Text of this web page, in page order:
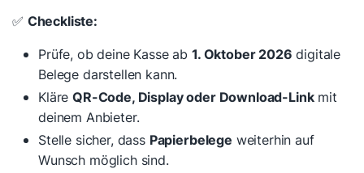
✅ Checkliste:
Prüfe, ob deine Kasse ab 1. Oktober 2026 digitale
Belege darstellen kann.
KläreQR-Code, Display oder Download-Linkmit
deinem Anbieter.
Stelle sicher, dass Papierbelege weiterhin auf
Wunsch möglich sind.